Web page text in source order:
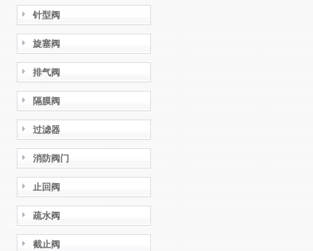
针型阀
旋塞阀
排气阀
隔膜阀
过滤器
消防阀门
止回阀
疏水阀
截止阀